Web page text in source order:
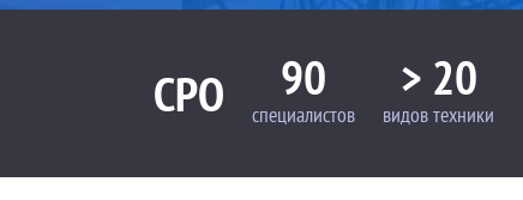
СРО 90
специалистов
> 20
видов техники